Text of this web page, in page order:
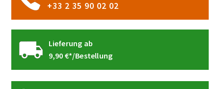
+33 2 35 90 02 02
Lieferung ab
9,90 €*/Bestellung